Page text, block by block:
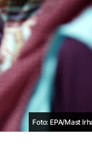
Foto: EPA/Mast